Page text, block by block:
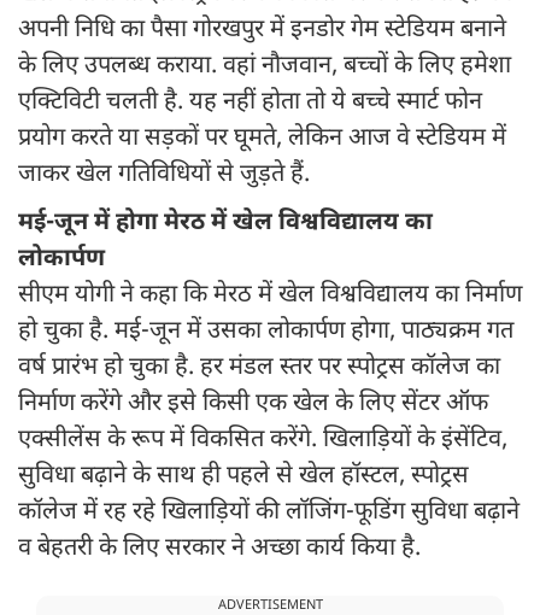
अपनी निधि का पैसा गोरखपुर में इनडोर गेम स्टेडियम बनाने
के लिए उपलब्ध कराया. वहां नौजवान, बच्चों के लिए हमेशा
एक्टिविटी चलती है. यह नहीं होता तो ये बच्चे स्मार्ट फोन
प्रयोग करते या सड़कों पर घूमते, लेकिन आज वे स्टेडियम में
जाकर खेल गतिविधियों से जुड़ते हैं.
मई-जून में होगा मेरठ में खेल विश्वविद्यालय का
लोकार्पण
सीएम योगी ने कहा कि मेरठ में खेल विश्वविद्यालय का निर्माण
हो चुका है. मई-जून में उसका लोकार्पण होगा, पाठ्यक्रम गत
वर्ष प्रारंभ हो चुका है. हर मंडल स्तर पर स्पोट्रस कॉलेज का
निर्माण करेंगे और इसे किसी एक खेल के लिए सेंटर ऑफ
एक्सीलेंस के रूप में विकसित करेंगे. खिलाड़ियों के इंसेंटिव,
सुविधा बढ़ाने के साथ ही पहले से खेल हॉस्टल, स्पोट्रस
कॉलेज में रह रहे खिलाड़ियों की लॉजिंग-फूडिंग सुविधा बढ़ाने
व बेहतरी के लिए सरकार ने अच्छा कार्य किया है.
ADVERTISEMENT